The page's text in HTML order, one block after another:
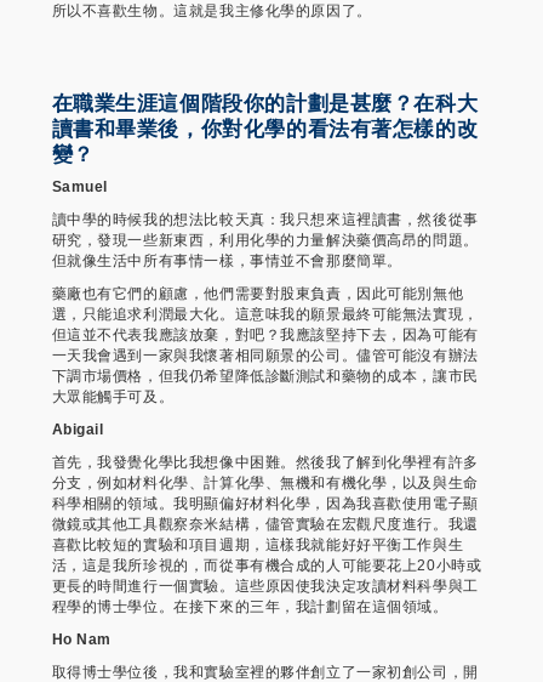
所以不喜歡生物。這就是我主修化學的原因了。
在職業生涯這個階段你的計劃是甚麼？在科大
讀書和畢業後，你對化學的看法有著怎樣的改
變？
Samuel
讀中學的時候我的想法比較天真：我只想來這裡讀書，然後從事
研究，發現一些新東西，利用化學的力量解決藥價高昂的問題。
但就像生活中所有事情一樣，事情並不會那麼簡單。
藥廠也有它們的顧慮，他們需要對股東負責，因此可能別無他
選，只能追求利潤最大化。這意味我的願景最終可能無法實現，
但這並不代表我應該放棄，對吧？我應該堅持下去，因為可能有
一天我會遇到一家與我懷著相同願景的公司。儘管可能沒有辦法
下調市場價格，但我仍希望降低診斷測試和藥物的成本，讓市民
大眾能觸手可及。
Abigail
首先，我發覺化學比我想像中困難。然後我了解到化學裡有許多
分支，例如材料化學、計算化學、無機和有機化學，以及與生命
科學相關的領域。我明顯偏好材料化學，因為我喜歡使用電子顯
微鏡或其他工具觀察奈米結構，儘管實驗在宏觀尺度進行。我還
喜歡比較短的實驗和項目週期，這樣我就能好好平衡工作與生
活，這是我所珍視的，而從事有機合成的人可能要花上20小時或
更長的時間進行一個實驗。這些原因使我決定攻讀材料科學與工
程學的博士學位。在接下來的三年，我計劃留在這個領域。
Ho Nam
取得博士學位後，我和實驗室裡的夥伴創立了一家初創公司，開